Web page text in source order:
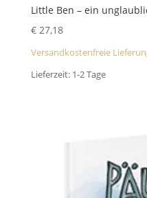
Little Ben – ein
€27,18
Versandkostenfreie
Lieferzeit: 1-2 Tage